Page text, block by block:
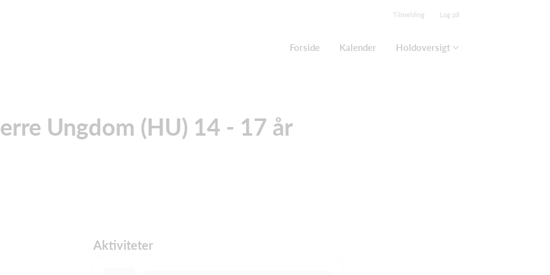
Tilmelding Log på
Forside Kalender Holdoversigt
Ungdom (HU) 14 - 17 år
Aktiviteter